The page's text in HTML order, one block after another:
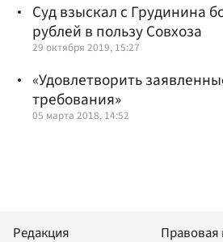
Суд взыскал с Грудинина
рублей в пользу Совхоза
29 октября 2019, 15:27
«Удовлетворить
требования‬»
05 марта 2018, 14:52
Редакция